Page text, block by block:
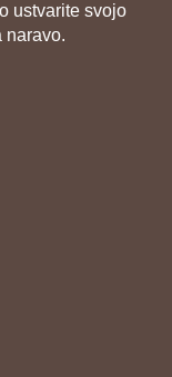
ustvarite svojo
naravo.